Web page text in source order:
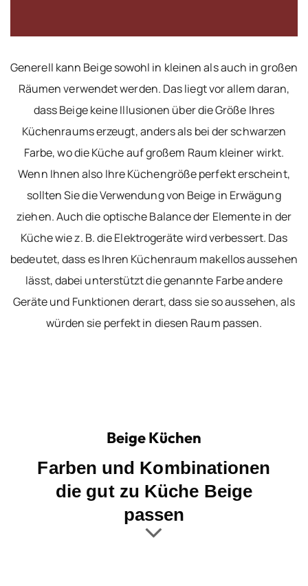
Generell kann Beige sowohl in kleinen als auch in großen
Räumen verwendet werden. Das liegt vor allem daran,
dass Beige keine Illusionen über die Größe Ihres
Küchenraums erzeugt, anders als bei der schwarzen
Farbe, wo die Küche auf großem Raum kleiner wirkt.
Wenn Ihnen also Ihre Küchengröße perfekt erscheint,
sollten Sie die Verwendung von Beige in Erwägung
ziehen. Auch die optische Balance der Elemente in der
Küche wie z. B. die Elektrogeräte wird verbessert. Das
bedeutet, dass es Ihren Küchenraum makellos aussehen
lässt, dabei unterstützt die genannte Farbe andere
Geräte und Funktionen derart, dass sie so aussehen, als
würden sie perfekt in diesen Raum passen.
Beige Küchen
Farben und Kombinationen
die gut zu Küche Beige
passen